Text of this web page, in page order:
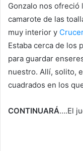
Gonzalo nos ofreció
camarote de las
muy interior y
Estaba cerca de los
para guardar
nuestro. Allí, solito,
cuadrados en los
CONTINUARÁ….El